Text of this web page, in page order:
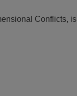
Conflicts,